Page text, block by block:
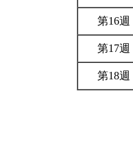
第16週
第17週
第18週